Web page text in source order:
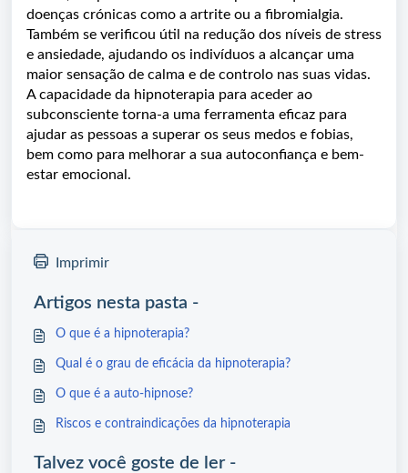
doenças crónicas como a artrite ou a fibromialgia.
Também se verificou útil na redução dos níveis de stress
e ansiedade, ajudando os indivíduos a alcançar uma
maior sensação de calma e de controlo nas suas vidas.
A capacidade da hipnoterapia para aceder ao
subconsciente torna-a uma ferramenta eficaz para
ajudar as pessoas a superar os seus medos e fobias,
bem como para melhorar a sua autoconfiança e bem-
estar emocional.
Imprimir
Artigos nesta pasta -
O que é a hipnoterapia?
Qual é o grau de eficácia da hipnoterapia?
O que é a auto-hipnose?
Riscos e contraindicações da hipnoterapia
Talvez você goste de ler -